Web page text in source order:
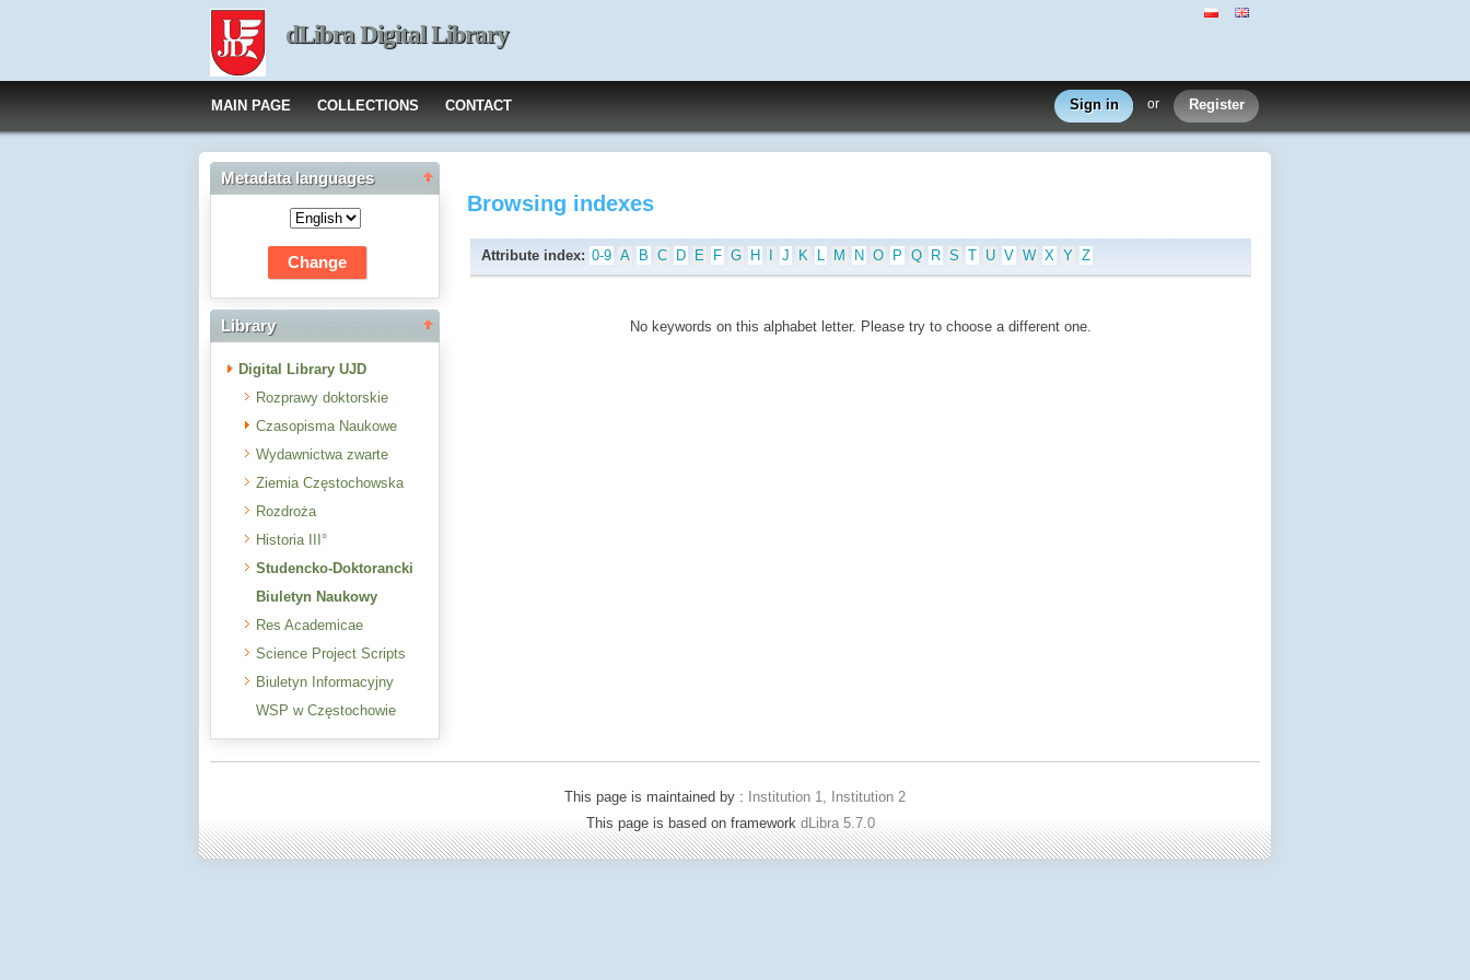
dLibra Digital Library
MAIN PAGE COLLECTIONS CONTACT Sign in or Register
Metadata languages
Library
Digital Library UJD
Rozprawy doktorskie
Czasopisma Naukowe
Wydawnictwa zwarte
Ziemia Częstochowska
Rozdroża
Historia III°
Studencko-Doktorancki
Biuletyn Naukowy
Res Academicae
Science Project Scripts
Biuletyn Informacyjny
WSP w Częstochowie
Browsing indexes
Attribute index: 0-9 A B C D E F G H J K L M N O P Q R S T U V W X Y Z
No keywords on this alphabet letter. Please try to choose a different one.
This page is maintained by :
Institution 1, Institution 2
This page is based on framework dLibra 5.7.0